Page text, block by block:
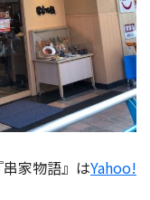
家物語』はYahoo!